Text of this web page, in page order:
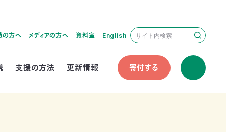
の方へ メディアの方へ 資料室 English
支援の方法 更新情報 寄付する